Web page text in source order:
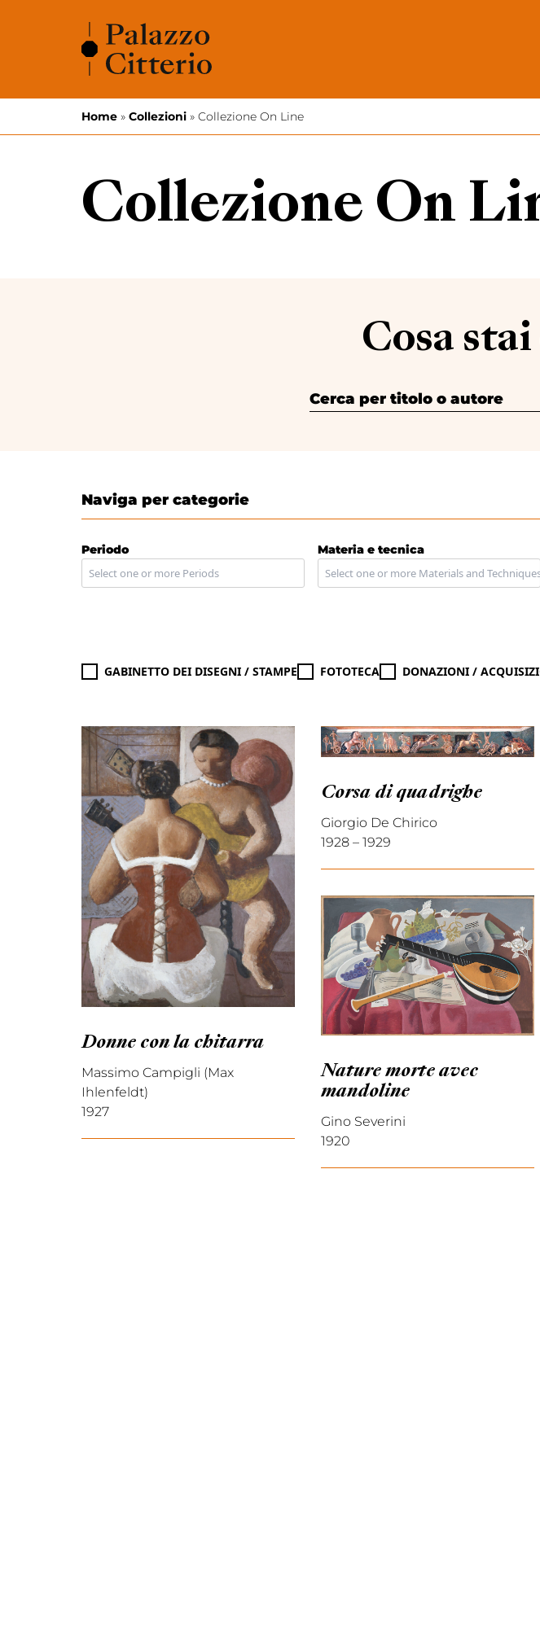
Home » Collezioni » Collezione On Line
Collezione On
Cosa
Cerca per titolo o autore
Naviga per categorie
Periodo Materia e tecnica
GABINETTO DEI DISEGNI / STAMPE FOTOTECA DONAZIONI /
Donne con la chitarra
Massimo Campigli (Max
Ihlenfeldt)
1927
Corsa di quadrighe
Giorgio De Chirico
1928 – 1929
Nature morte avec
mandoline
Gino Severini
1920